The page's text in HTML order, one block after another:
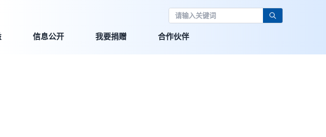
信息公开 我要捐赠 合作伙伴